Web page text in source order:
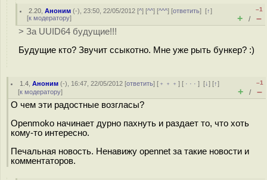
2.20 ,Аноним (-), 23:50, 22/05/2012 [^] [^^] [^^^] [ответить][↑]
[к модератору]
–1
+ / –
> За UUID64 будущие!!!
Будущие кто? Звучит ссыкотно. Мне уже рыть бункер? :)
1.4 ,Аноним (-), 16:47, 22/05/2012 [ответить] [ ﹢﹢﹢] [ · · ·][↓] [↑]
[к модератору]
–1
+ / –
О чем эти радостные возгласы?
Openmoko начинает дурно пахнуть и раздает то, что хоть
кому-то интересно.
Печальная новость. Ненавижу opennet за такие новости и
комментаторов.